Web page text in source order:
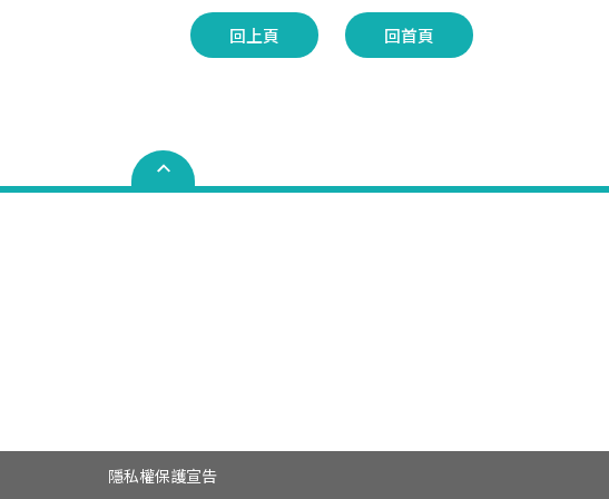
回上頁 回首頁
隱私權保護宣告